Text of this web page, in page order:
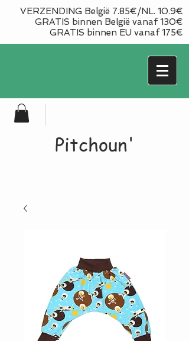
VERZENDING België 7.85€/NL. 10.9€
GRATIS binnen België vanaf 130€
GRATIS binnen EU vanaf 175€
Pitchoun'